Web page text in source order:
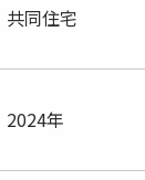
共同住宅
2024年